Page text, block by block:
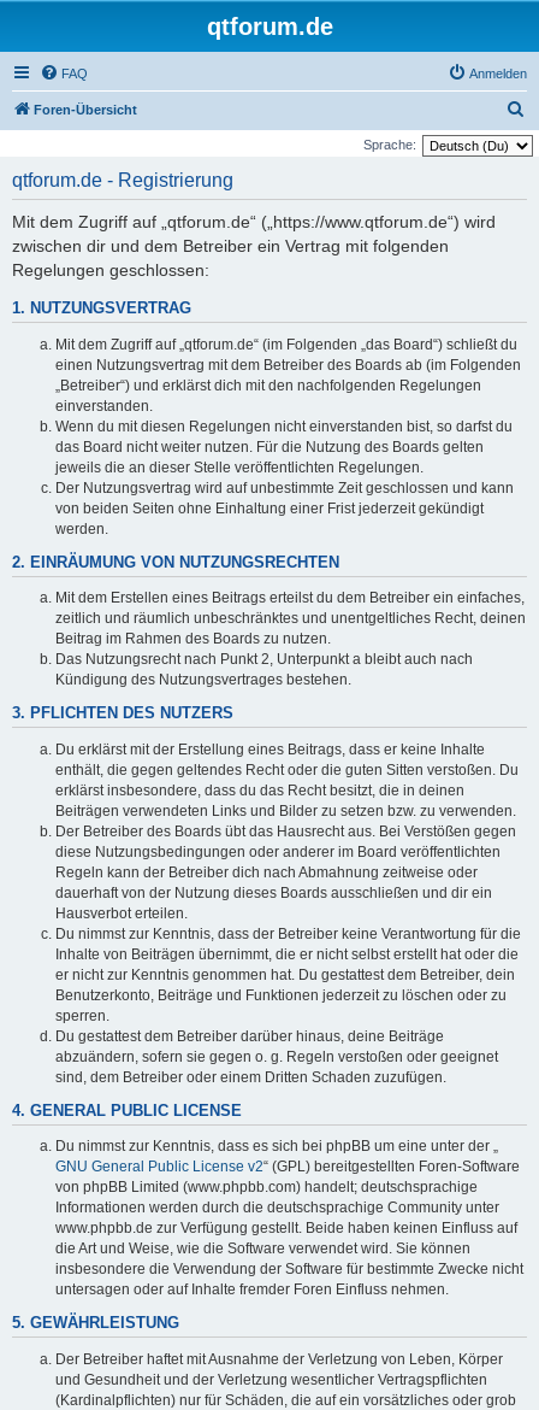
qtforum.de
FAQ Anmelden
Foren-Übersicht
u
Sprache:
qtforum.de - Registrierung
Mit dem Zugriff auf „qtforum.de“ („https://www.qtforum.de“) wird
zwischen dir und dem Betreiber ein Vertrag mit folgenden
Regelungen geschlossen:
1. NUTZUNGSVERTRAG
Mit dem Zugriff auf „qtforum.de“ (im Folgenden „das Board“) schließt du
einen Nutzungsvertrag mit dem Betreiber des Boards ab (im Folgenden
„Betreiber“) und erklärst dich mit den nachfolgenden Regelungen
einverstanden.
Wenn du mit diesen Regelungen nicht einverstanden bist, so darfst du
das Board nicht weiter nutzen. Für die Nutzung des Boards gelten
jeweils die an dieser Stelle veröffentlichten Regelungen.
Der Nutzungsvertrag wird auf unbestimmte Zeit geschlossen und kann
von beiden Seiten ohne Einhaltung einer Frist jederzeit gekündigt
werden.
2. EINRÄUMUNG VON NUTZUNGSRECHTEN
Mit dem Erstellen eines Beitrags erteilst du dem Betreiber ein einfaches,
zeitlich und räumlich unbeschränktes und unentgeltliches Recht, deinen
Beitrag im Rahmen des Boards zu nutzen.
Das Nutzungsrecht nach Punkt 2, Unterpunkt a bleibt auch nach
Kündigung des Nutzungsvertrages bestehen.
3. PFLICHTEN DES NUTZERS
Du erklärst mit der Erstellung eines Beitrags, dass er keine Inhalte
enthält, die gegen geltendes Recht oder die guten Sitten verstoßen. Du
erklärst insbesondere, dass du das Recht besitzt, die in deinen
Beiträgen verwendeten Links und Bilder zu setzen bzw. zu verwenden.
Der Betreiber des Boards übt das Hausrecht aus. Bei Verstößen gegen
diese Nutzungsbedingungen oder anderer im Board veröffentlichten
Regeln kann der Betreiber dich nach Abmahnung zeitweise oder
dauerhaft von der Nutzung dieses Boards ausschließen und dir ein
Hausverbot erteilen.
Du nimmst zur Kenntnis, dass der Betreiber keine Verantwortung für die
Inhalte von Beiträgen übernimmt, die er nicht selbst erstellt hat oder die
er nicht zur Kenntnis genommen hat. Du gestattest dem Betreiber, dein
Benutzerkonto, Beiträge und Funktionen jederzeit zu löschen oder zu
sperren.
Du gestattest dem Betreiber darüber hinaus, deine Beiträge
abzuändern, sofern sie gegen o. g. Regeln verstoßen oder geeignet
sind, dem Betreiber oder einem Dritten Schaden zuzufügen.
4. GENERAL PUBLIC LICENSE
Du nimmst zur Kenntnis, dass es sich bei phpBB um eine unter der „
GNU General Public License v2“ (GPL) bereitgestellten Foren-Software
von phpBB Limited (www.phpbb.com) handelt; deutschsprachige
Informationen werden durch die deutschsprachige Community unter
www.phpbb.de zur Verfügung gestellt. Beide haben keinen Einfluss auf
die Art und Weise, wie die Software verwendet wird. Sie können
insbesondere die Verwendung der Software für bestimmte Zwecke nicht
untersagen oder auf Inhalte fremder Foren Einfluss nehmen.
5. GEWÄHRLEISTUNG
Der Betreiber haftet mit Ausnahme der Verletzung von Leben, Körper
und Gesundheit und der Verletzung wesentlicher Vertragspflichten
(Kardinalpflichten) nur für Schäden, die auf ein vorsätzliches oder grob